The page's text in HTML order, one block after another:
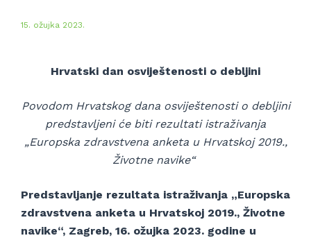
15. ožujka 2023.
Hrvatski dan osviještenosti o debljini
Povodom Hrvatskog dana osviještenosti o debljini
predstavljeni će biti rezultati istraživanja
„Europska zdravstvena anketa u Hrvatskoj 2019.,
Životne navike“
Predstavljanje rezultata istraživanja „Europska
zdravstvena anketa u Hrvatskoj 2019., Životne
navike“, Zagreb, 16. ožujka 2023. godine u